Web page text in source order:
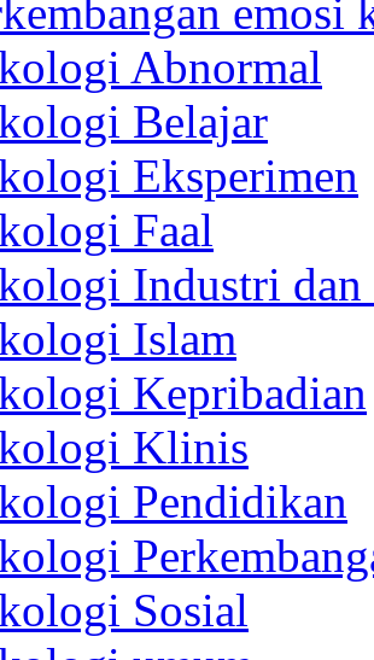
emosi
Abnormal
Belajar
Eksperimen
Faal
Industri dan
Islam
Kepribadian
Klinis
Pendidikan
Sosial